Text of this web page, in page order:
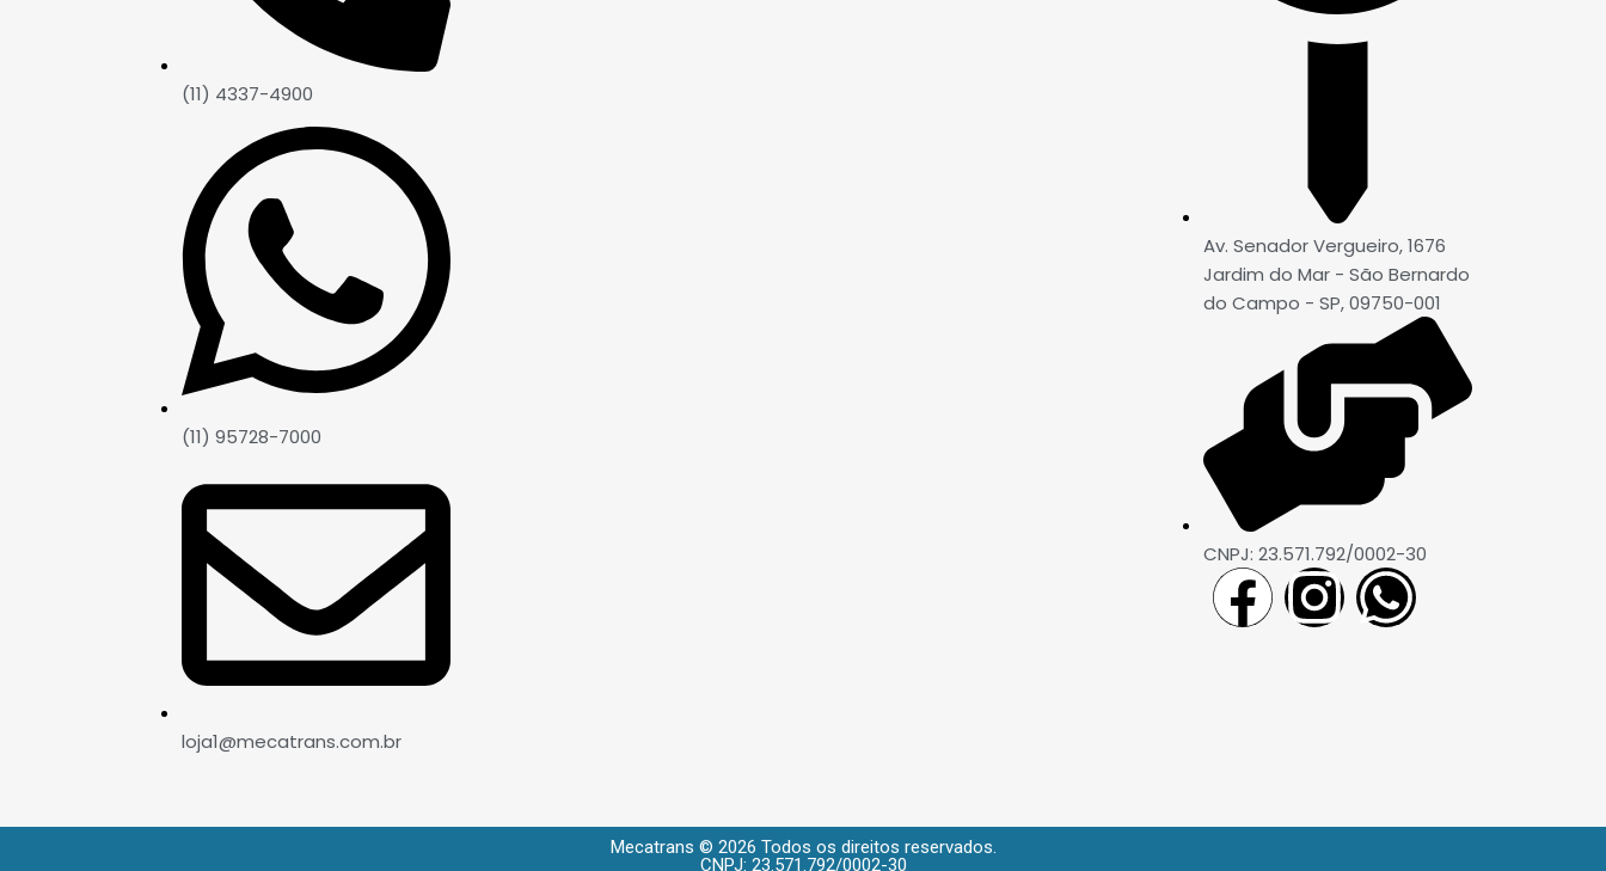
(11) 4337-4900
(11) 95728-7000
loja1@mecatrans.com.br
Av. Senador Vergueiro, 1676
Jardim do Mar - São Bernardo
do Campo - SP, 09750-001
CNPJ: 23.571.792/0002-30
Mecatrans © 2026 Todos os direitos reservados.
CNPJ: 23.571.792/0002-30